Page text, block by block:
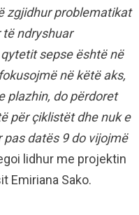
zgjidhur problematikat
të ndryshuar
sepse është në
në këtë aks,
plazhin, do përdoret
për çiklistët dhe nuk e
datës 9 do vijojmë
lidhur me projektin
Emiriana Sako.